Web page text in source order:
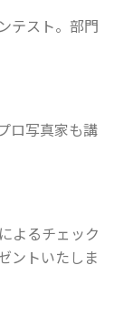
テスト。部門
ロ写真家も講
よるチェック
ントいたしま